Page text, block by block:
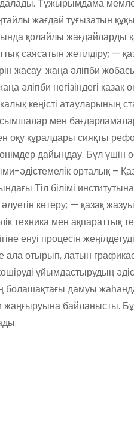
Тұжырымдама
жағдай туғызатын
қолайлы жағдайларды
саясатын жетілдіру; —
жасау: жаңа әліпби
негізіндегі қазақ
кеңісті атауларының
мен бағдарламалар,
оқу құралдары сияқты
дайындау. Бұл үшін
әдістемелік орталық –
Тіл білімі
көтеру; — қазақ
техника мен ақпараттық
енуі процесін
ала отырып, латын
ұйымдастырудың
дамуы
байланысты.